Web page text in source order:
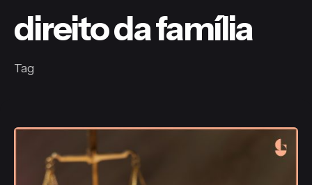
direito da família
Tag